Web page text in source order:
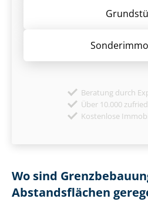
Beratung durch
Über 10.000
Kostenlose
Wo sind
Abstandsflächen